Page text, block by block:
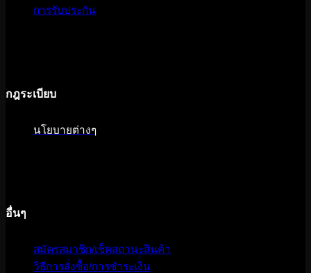
การรับประกัน
กฎระเบียบ
นโยบายต่างๆ
อื่นๆ
สมัครสมาชิก/เช็คสถานะสินค้า
วิธีการสั่งซื้อ/การชำระเงิน